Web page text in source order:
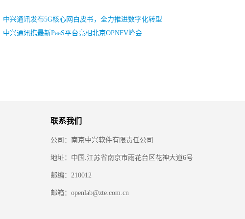
中兴通讯发布5G核心网白皮书，全力推进数字化转型
中兴通讯携最新PaaS平台亮相北京OPNFV峰会
联系我们
公司：南京中兴软件有限责任公司
地址：中国.江苏省南京市雨花台区花神大道6号
邮编：210012
邮箱：openlab@zte.com.cn